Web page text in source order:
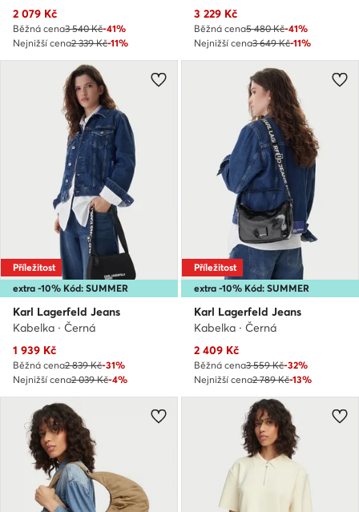
Aktuální cena
2 079 Kč
Běžná cena3 540 Kč-41%
Nejnižší cena2 339 Kč-11%
Aktuální cena
3 229 Kč
Běžná cena5 480 Kč-41%
Nejnižší cena3 649 Kč-11%
extra -10% Kód: SUMMER
Příležitost
Karl Lagerfeld Jeans
Kabelka · Černá
Aktuální cena
1 939 Kč
Běžná cena2 839 Kč-31%
Nejnižší cena2 039 Kč-4%
extra -10% Kód: SUMMER
Příležitost
Karl Lagerfeld Jeans
Kabelka · Černá
Aktuální cena
2 409 Kč
Běžná cena3 559 Kč-32%
Nejnižší cena2 789 Kč-13%